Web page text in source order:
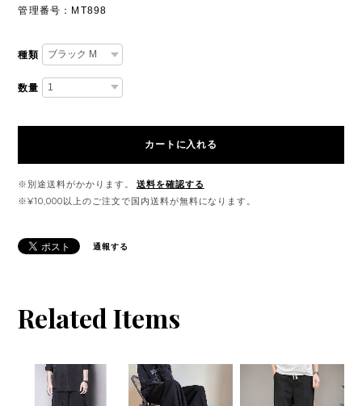
管理番号：MT898
種類
数量
カートに入れる
※別途送料がかかります。
送料を確認する
※¥10,000以上のご注文で国内送料が無料になります。
通報する
Related Items